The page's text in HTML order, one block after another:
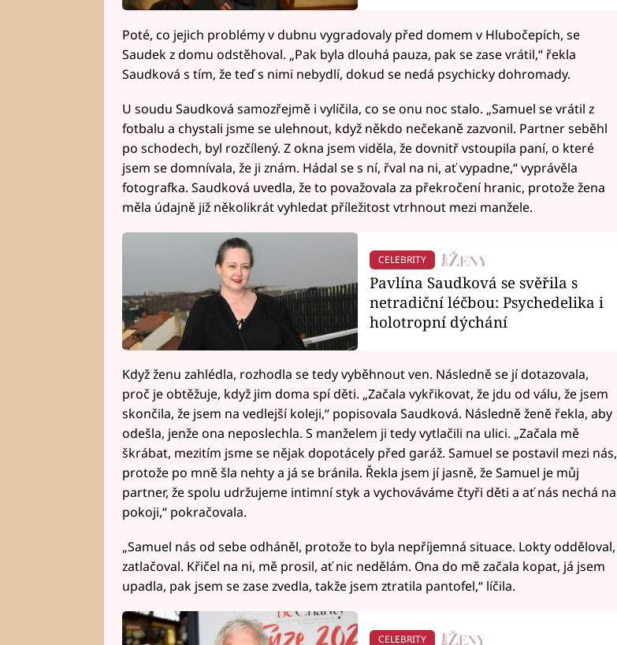
Poté, co jejich problémy v dubnu vygradovaly před domem v Hlubočepích, se
Saudek z domu odstěhoval. „Pak byla dlouhá pauza, pak se zase vrátil,“ řekla
Saudková s tím, že teď s nimi nebydlí, dokud se nedá psychicky dohromady.
U soudu Saudková samozřejmě i vylíčila, co se onu noc stalo. „Samuel se vrátil z
fotbalu a chystali jsme se ulehnout, když někdo nečekaně zazvonil. Partner seběhl
po schodech, byl rozčílený. Z okna jsem viděla, že dovnitř vstoupila paní, o které
jsem se domnívala, že ji znám. Hádal se s ní, řval na ni, ať vypadne,“ vyprávěla
fotografka. Saudková uvedla, že to považovala za překročení hranic, protože žena
měla údajně již několikrát vyhledat příležitost vtrhnout mezi manžele.
CELEBRITY
Pavlína Saudková se svěřila s
netradiční léčbou: Psychedelika i
holotropní dýchání
Když ženu zahlédla, rozhodla se tedy vyběhnout ven. Následně se jí dotazovala,
proč je obtěžuje, když jim doma spí děti. „Začala vykřikovat, že jdu od válu, že jsem
skončila, že jsem na vedlejší koleji,“ popisovala Saudková. Následně ženě řekla, aby
odešla, jenže ona neposlechla. S manželem ji tedy vytlačili na ulici. „Začala mě
škrábat, mezitím jsme se nějak dopotácely před garáž. Samuel se postavil mezi nás,
protože po mně šla nehty a já se bránila. Řekla jsem jí jasně, že Samuel je můj
partner, že spolu udržujeme intimní styk a vychováváme čtyři děti a ať nás nechá na
pokoji,“ pokračovala.
„Samuel nás od sebe odháněl, protože to byla nepříjemná situace. Lokty odděloval,
zatlačoval. Křičel na ni, mě prosil, ať nic nedělám. Ona do mě začala kopat, já jsem
upadla, pak jsem se zase zvedla, takže jsem ztratila pantofel,“ líčila.
CELEBRITY